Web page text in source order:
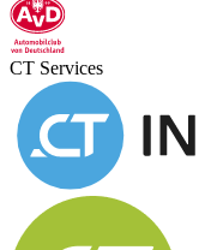
CT Services